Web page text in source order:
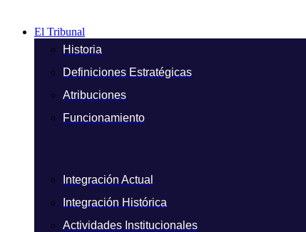
El Tribunal
Historia
Definiciones Estratégicas
Atribuciones
Funcionamiento
Integración Actual
Integración Histórica
Actividades Institucionales